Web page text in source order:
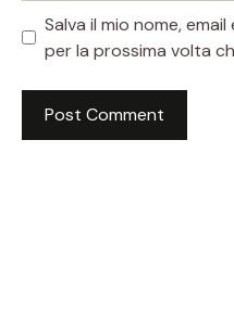
Salva il mio nome,
per la prossima volta